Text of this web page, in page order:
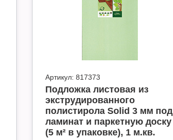
Артикул: 817373
Подложка листовая из
экструдированного
полистирола Solid 3 мм под
ламинат и паркетную доску
(5 м² в упаковке), 1 м.кв.